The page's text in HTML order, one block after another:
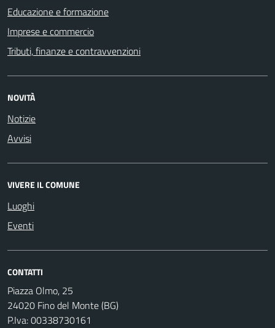
Educazione e formazione
Imprese e commercio
Tributi, finanze e contravvenzioni
NOVITÀ
Notizie
Avvisi
VIVERE IL COMUNE
Luoghi
Eventi
CONTATTI
Piazza Olmo, 25
24020 Fino del Monte (BG)
P.Iva: 00338730161